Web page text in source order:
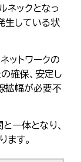
ネックとなっ
生している状
ットワークの
確保、安定し
拡幅が必要不
一体となり、
ます。